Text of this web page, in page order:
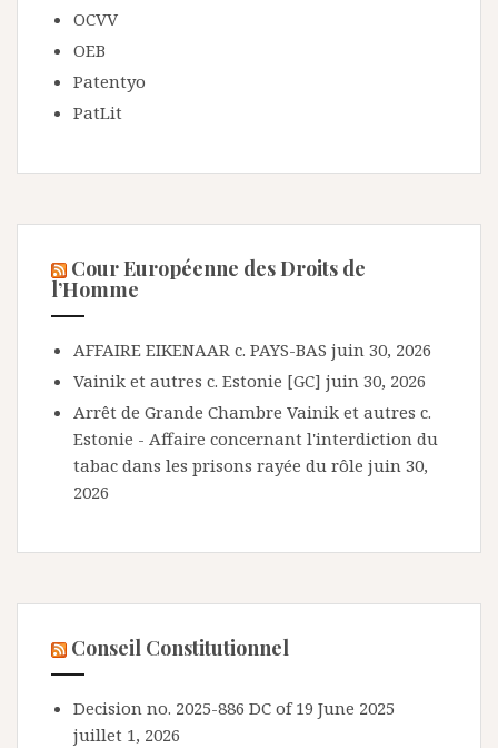
OCVV
OEB
Patentyo
PatLit
Cour Européenne des Droits de
l’Homme
AFFAIRE EIKENAAR c. PAYS-BAS juin 30, 2026
Vainik et autres c. Estonie [GC] juin 30, 2026
Arrêt de Grande Chambre Vainik et autres c.
Estonie - Affaire concernant l'interdiction du
tabac dans les prisons rayée du rôle juin 30,
2026
Conseil Constitutionnel
Decision no. 2025-886 DC of 19 June 2025
juillet 1, 2026